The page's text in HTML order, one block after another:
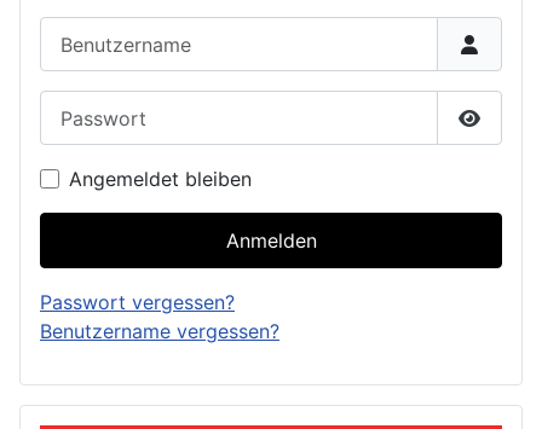
Angemeldet bleiben
Anmelden
Passwort vergessen?
Benutzername vergessen?